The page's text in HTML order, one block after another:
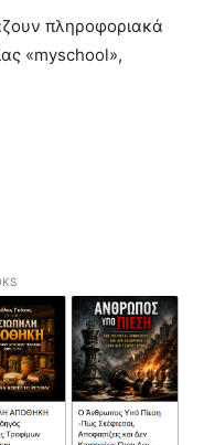
πληροφοριακά
«myschool»,